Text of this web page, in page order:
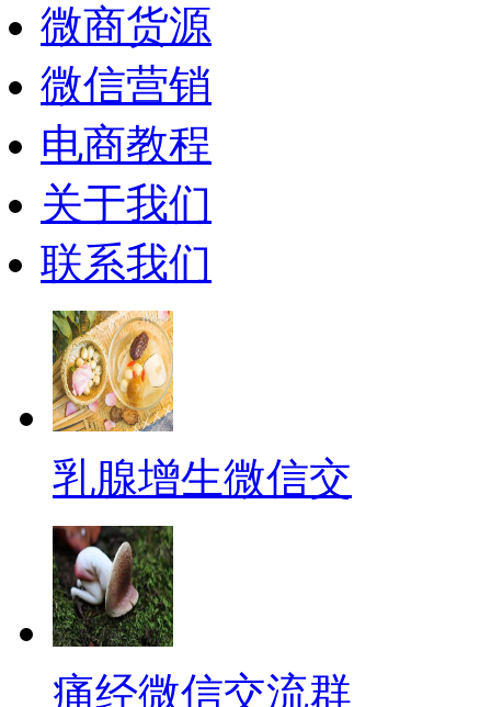
微商货源
微信营销
电商教程
关于我们
联系我们
乳腺增生微信交
痛经微信交流群